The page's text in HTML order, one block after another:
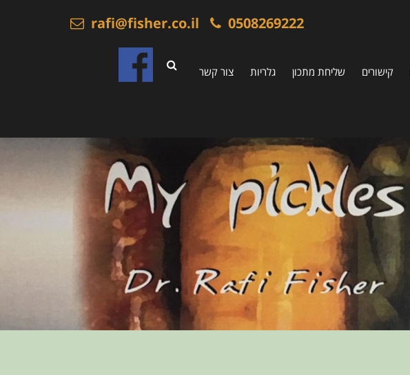
0508269222
rafi@fisher.co.il
קישורים שליחת מתכון גלריות צור קשר